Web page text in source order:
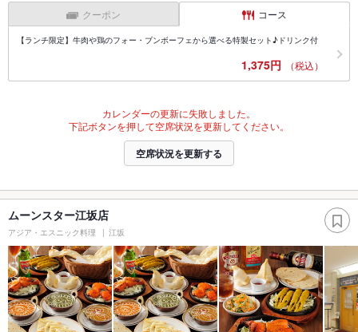
クーポン コース
【ランチ限定】牛肉や鶏のフォー・ブンボーフェから選べる特製セット♪ドリンク付
1,375円 （税込）
カレンダーの更新に失敗しました。
下記ボタンを押して空席状況を更新してください。
空席状況を更新する
ムーンスター江坂店
アジア・エスニック料理 江坂